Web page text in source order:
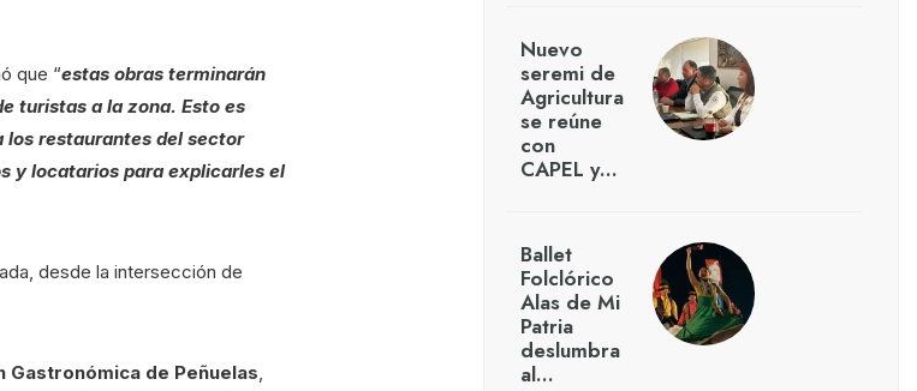
que “estas obras terminarán
turistas a la zona. Esto es
restaurantes del sector
y locatarios para explicarles el
desde la intersección de
Gastronómica de Peñuelas
Nuevo
seremi de
Agricultura
se reúne
con
CAPEL y…
Ballet
Folclórico
Alas de Mi
Patria
deslumbra
al…